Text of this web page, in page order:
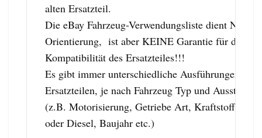
alten Ersatzteil.
Die eBay Fahrzeug-Verwendungsliste dient NUR
Orientierung, ist aber KEINE Garantie für die
Kompatibilität des Ersatzteiles!!!
Es gibt immer unterschiedliche Ausführungen von
Ersatzteilen, je nach Fahrzeug Typ und
(z.B. Motorisierung, Getriebe Art, Kraftstoff:
oder Diesel, Baujahr etc.)